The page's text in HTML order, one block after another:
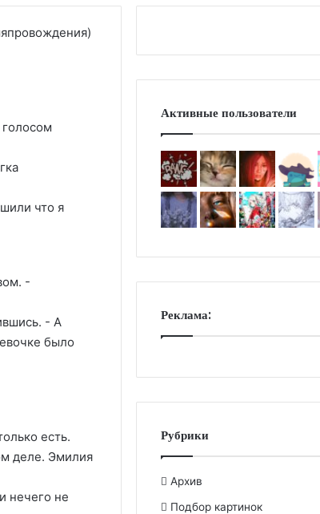
что я
-
- А
было
есть.
деле. Эмилия
нечего не
Активные пользователи
Реклама:
Рубрики
Архив
Подбор картинок